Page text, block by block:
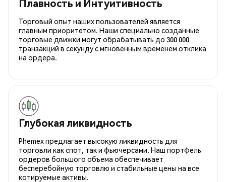
Плавность и Интуитивность
Торговый опыт наших пользователей является
главным приоритетом. Наши специально созданные
торговые движки могут обрабатывать до 300 000
транзакций в секунду с мгновенным временем отклика
на ордера.
Глубокая ликвидность
Phemex предлагает высокую ликвидность для
торговли как спот, так и фьючерсами. Наш портфель
ордеров большого объема обеспечивает
бесперебойную торговлю и стабильные цены на все
котируемые активы.